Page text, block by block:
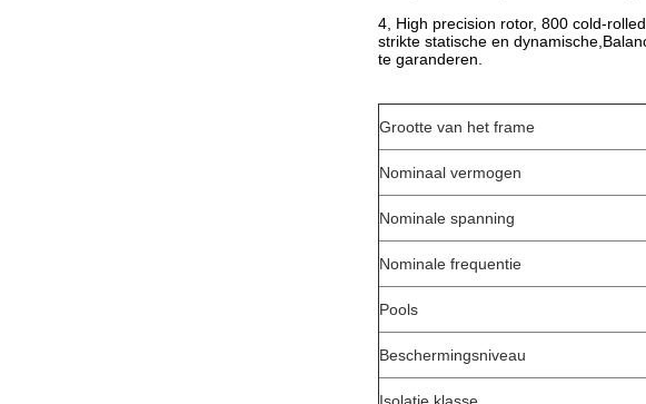
4, High precision rotor, 800 cold-
strikte statische en
te garanderen.
Grootte van het frame
Nominaal vermogen
Nominale spanning
Nominale frequentie
Pools
Beschermingsniveau